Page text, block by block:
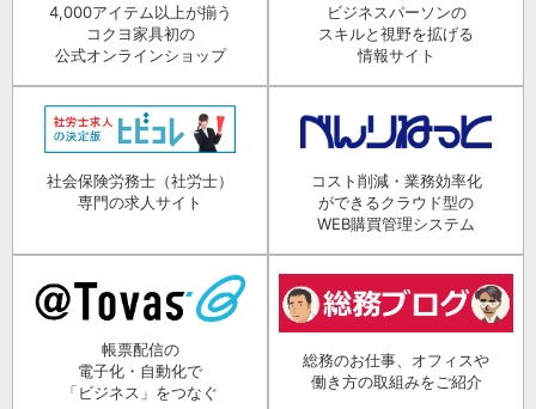
4,000アイテム以上が揃う
コクヨ家具初の
公式オンラインショップ
ビジネスパーソンの
スキルと視野を拡げる
情報サイト
社会保険労務士（社労士）
専門の求人サイト
コスト削減・業務効率化
ができるクラウド型の
WEB購買管理システム
帳票配信の
電子化・自動化で
「ビジネス」をつなぐ
総務のお仕事、オフィスや
働き方の取組みをご紹介